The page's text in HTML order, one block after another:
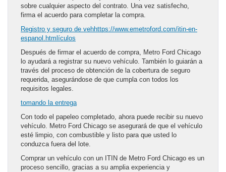
sobre cualquier aspecto del contrato. Una vez satisfecho,
firma el acuerdo para completar la compra.
Registro y seguro de vehhttps://www.emetroford.com/itin-en-
espanol.htmlículos
Después de firmar el acuerdo de compra, Metro Ford Chicago
lo ayudará a registrar su nuevo vehículo. También lo guiarán a
través del proceso de obtención de la cobertura de seguro
requerida, asegurándose de que cumpla con todos los
requisitos legales.
tomando la entrega
Con todo el papeleo completado, ahora puede recibir su nuevo
vehículo. Metro Ford Chicago se asegurará de que el vehículo
esté limpio, con combustible y listo para que usted lo
conduzca fuera del lote.
Comprar un vehículo con un ITIN de Metro Ford Chicago es un
proceso sencillo, gracias a su amplia experiencia y